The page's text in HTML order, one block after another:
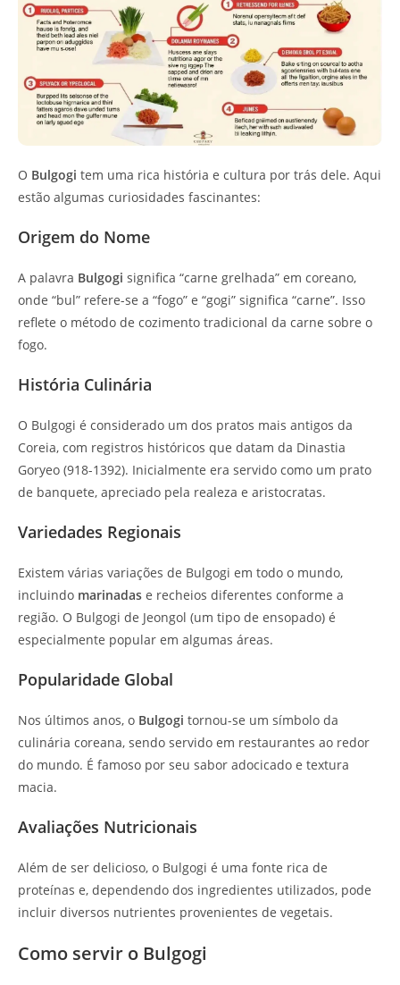
O Bulgogi tem uma rica história e cultura por trás dele. Aqui
estão algumas curiosidades fascinantes:
Origem do Nome
A palavra Bulgogi significa “carne grelhada” em coreano,
onde “bul” refere-se a “fogo” e “gogi” significa “carne”. Isso
reflete o método de cozimento tradicional da carne sobre o
fogo.
História Culinária
O Bulgogi é considerado um dos pratos mais antigos da
Coreia, com registros históricos que datam da Dinastia
Goryeo (918-1392). Inicialmente era servido como um prato
de banquete, apreciado pela realeza e aristocratas.
Variedades Regionais
Existem várias variações de Bulgogi em todo o mundo,
incluindo marinadas e recheios diferentes conforme a
região. O Bulgogi de Jeongol (um tipo de ensopado) é
especialmente popular em algumas áreas.
Popularidade Global
Nos últimos anos, o Bulgogi tornou-se um símbolo da
culinária coreana, sendo servido em restaurantes ao redor
do mundo. É famoso por seu sabor adocicado e textura
macia.
Avaliações Nutricionais
Além de ser delicioso, o Bulgogi é uma fonte rica de
proteínas e, dependendo dos ingredientes utilizados, pode
incluir diversos nutrientes provenientes de vegetais.
Como servir o Bulgogi